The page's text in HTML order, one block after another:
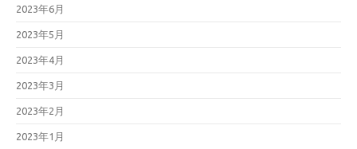
2023年6月
2023年5月
2023年4月
2023年3月
2023年2月
2023年1月